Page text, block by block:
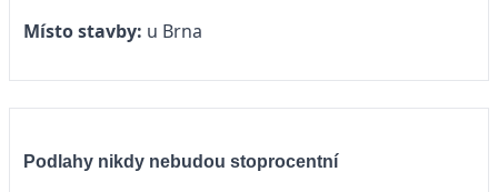
Místo stavby: u Brna
Podlahy nikdy nebudou stoprocentní